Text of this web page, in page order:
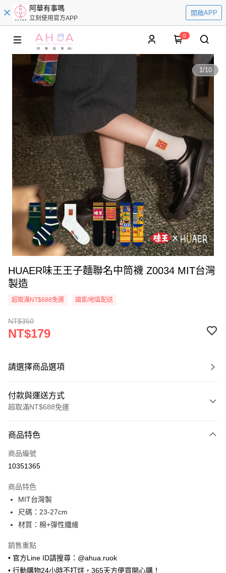
阿華有事嗎
立刻使用官方APP
開啟APP
0
1/10
HUAER味王王子麵聯名中筒襪 Z0034 MIT台灣
製造
超取滿NT$688免運 國家/地區配送
NT$350
NT$179
請選擇商品選項
付款與運送方式
超取滿NT$688免運
信用卡一次付款
超商取貨付款
Apple Pay
街口支付
ATM付款
商品特色
商品編號
10351365
商品特色
MIT台灣製
尺碼：23-27cm
材質：棉+彈性纖維
銷售重點
• 官方Line ID請搜尋：@ahua.ruok
• 行動購物24小時不打烊，365天方便買開心購！